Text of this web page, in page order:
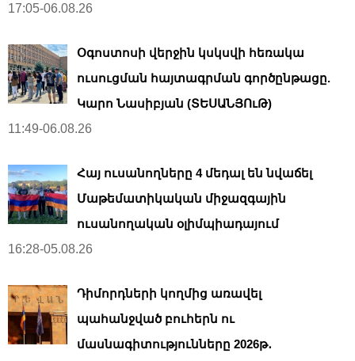
17:05-06.08.26
Օգոստոսի վերջին կսկսվի հեռակա
ուսուցման հայտագրման գործընթացը.
Կարո Նասիբյան (ՏԵՍԱՆՅՈւԹ)
11:49-06.08.26
Հայ ուսանողները 4 մեդալ են նվաճել
Մաթեմատիկական միջազգային
ուսանողական օլիմպիադայում
16:28-05.08.26
Դիմորդների կողմից առավել
պահանջված բուհերն ու
մասնագիտությունները 2026թ․